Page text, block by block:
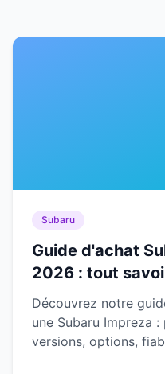
Subaru
Guide d'achat
2026 : tout
Découvrez notre
une Subaru Impreza
versions, options,